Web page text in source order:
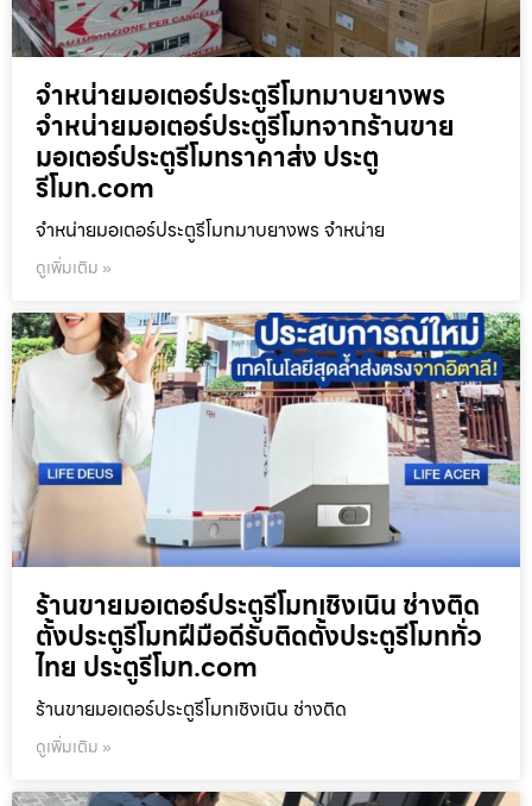
จำหน่ายมอเตอร์ประตูรีโมทมาบยางพร
จำหน่ายมอเตอร์ประตูรีโมทจากร้านขาย
มอเตอร์ประตูรีโมทราคาส่ง ประตู
รีโมท.com
จำหน่ายมอเตอร์ประตูรีโมทมาบยางพร จำหน่าย
ดูเพิ่มเติม »
ร้านขายมอเตอร์ประตูรีโมทเชิงเนิน ช่างติด
ตั้งประตูรีโมทฝีมือดีรับติดตั้งประตูรีโมททั่ว
ไทย ประตูรีโมท.com
ร้านขายมอเตอร์ประตูรีโมทเชิงเนิน ช่างติด
ดูเพิ่มเติม »